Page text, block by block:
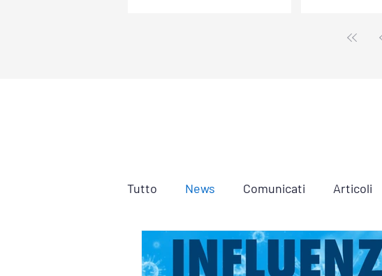
Tutto News Comunicati Articoli
Podcast Video Corsi ECM